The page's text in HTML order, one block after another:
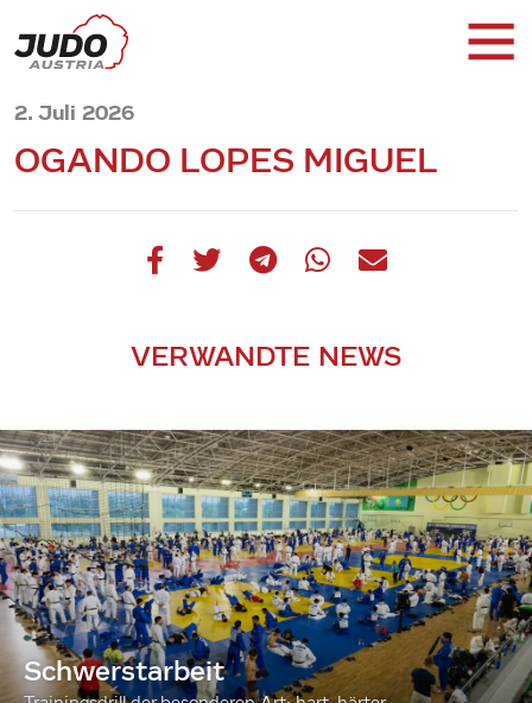
2. Juli 2026
OGANDO LOPES MIGUEL
VERWANDTE NEWS
Schwerstarbeit